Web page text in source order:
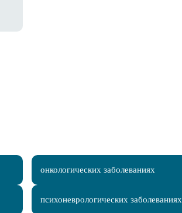
онкологических заболеваниях
психоневрологических заболеваниях